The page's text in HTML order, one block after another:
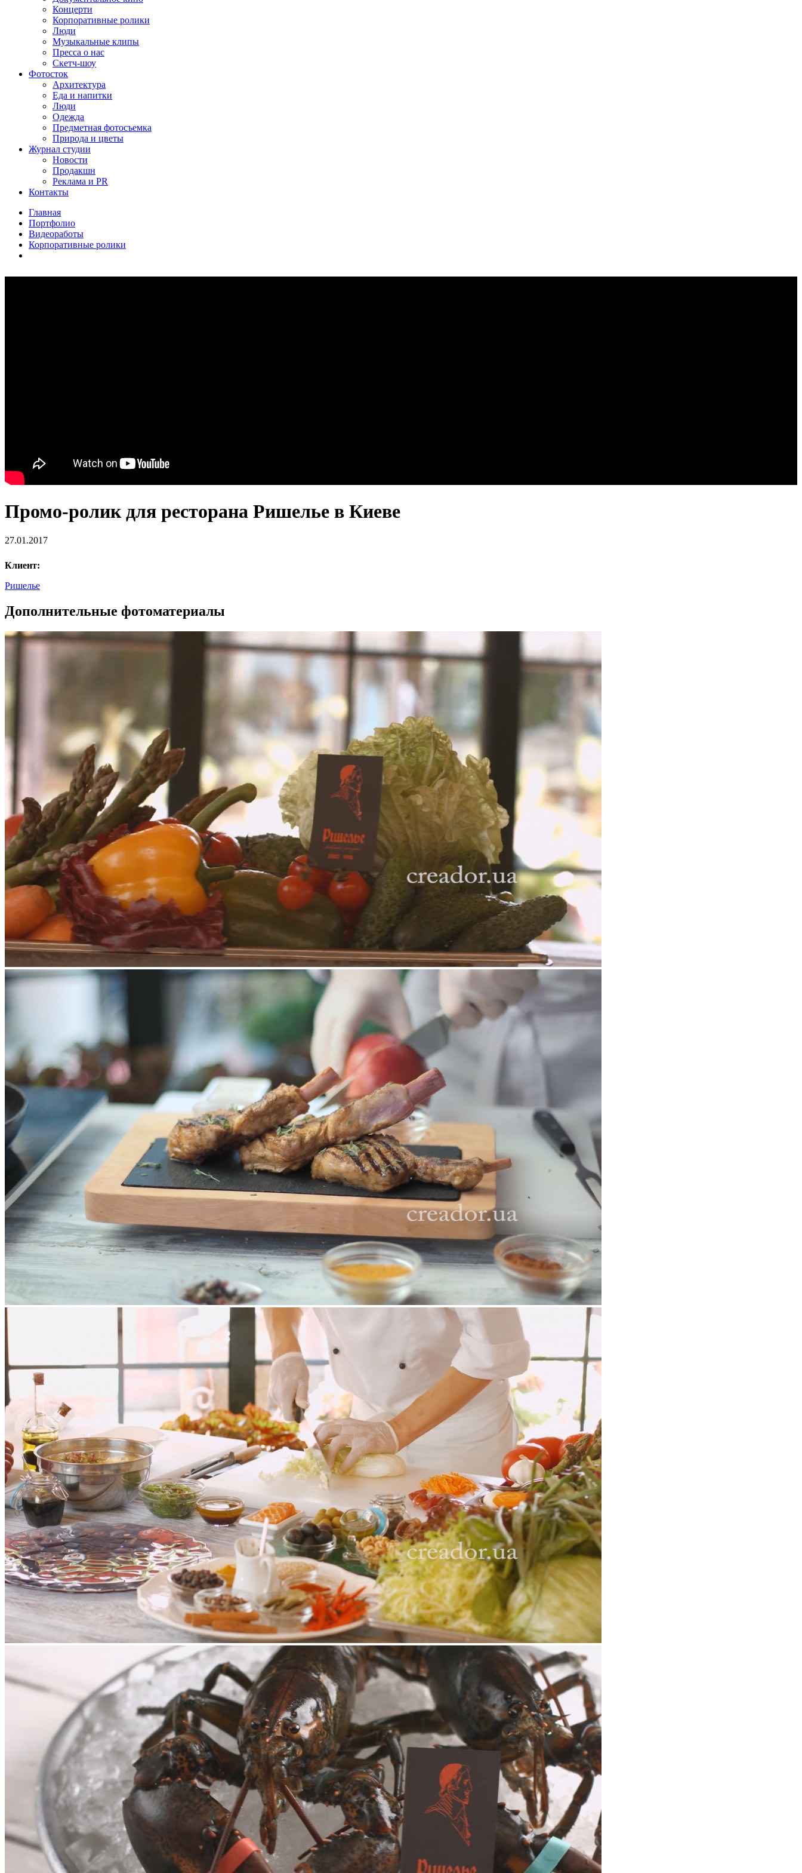
Концерти
Корпоративные ролики
Люди
Музыкальные клипы
Пресса о нас
Скетч-шоу
Фотосток
Архитектура
Еда и напитки
Люди
Одежда
Предметная фотосъемка
Природа и цветы
Журнал студии
Новости
Продакшн
Реклама и PR
Контакты
Главная
Портфолио
Видеоработы
Корпоративные ролики
Промо-ролик для ресторана Ришелье в Киеве
27.01.2017
Клиент:
Ришелье
Дополнительные фотоматериалы